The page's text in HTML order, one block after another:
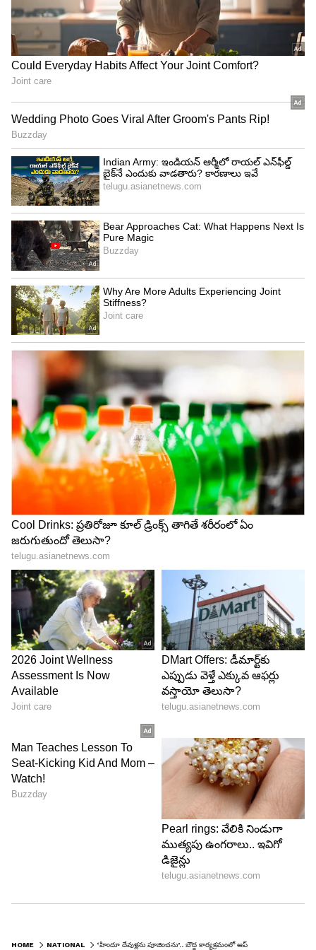
దీనికీ ఆప్ మంత్రి సమాధానం ఇచ్చారు. బుద్ధిజంలో నాకు
నమ్మకం ఉన్నదని, ఒక మతాన్ని కచ్చితంగా
అవలంభించాలని ఎవరూ బలవంతపెట్టలేరు అని
పేర్కొన్నారు. ‘కులం ఆధారంగా రాజకీయాలు చేసే వారు
ద్రోహులు. వారికి మరే ఇతర అజెండా ఉండదు. ఒక మతంపై
వారికి ప్రత్యేక హక్కులు ఉన్నాయని వారు భావిస్తారు. ఆప్
వర్కర్లు ఎందుకు ఆలయాలకు వెళతారని
వారు అడుగుతున్నారు. వాళ్లకు ఆ మతంలో నమ్మకం
ఉన్నది కాబట్టి వెళతారు. నాకు బుద్ధిజంలో నమ్మకం ఉన్నది.
నేను అక్కడికి వెళతాను. అంతేకానీ, ప్రత్యేకించిన ఒక
మతాన్నే అనుసరించాలని నన్ను ఎవరు బలవంతం
చేయజాలరు’ అని గౌతమ్ దీటైన జవాబు ఇచ్చారు.
ఈ కార్యక్రమాన్ని జై భీమ్ మిషన్ అనే సంస్థ నిర్వహించింది.
ఇందులో సుమారు ఏడు వేల మంది (అందులో ప్రధానంగా
దళితులు) బౌద్ధ మతాన్ని స్వీకరించారు. ఈ కార్యక్రమంలో
బీఆర్ అంబేద్కర్ ముని మనవడు రాజ‌రత్న అంబేద్కర్
కూడా హాజరయ్యారు.
HOME NATIONAL